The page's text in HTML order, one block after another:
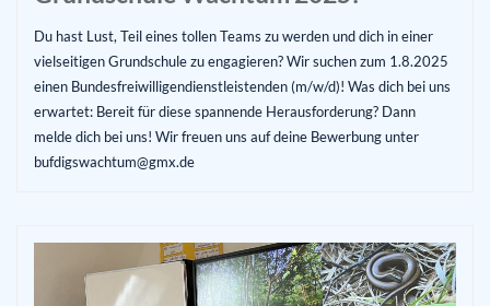
Du hast Lust, Teil eines tollen Teams zu werden und dich in einer
vielseitigen Grundschule zu engagieren? Wir suchen zum 1.8.2025
einen Bundesfreiwilligendienstleistenden (m/w/d)! Was dich bei uns
erwartet: Bereit für diese spannende Herausforderung? Dann
melde dich bei uns! Wir freuen uns auf deine Bewerbung unter
bufdigswachtum@gmx.de